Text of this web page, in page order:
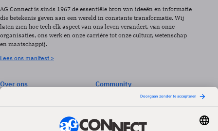
AG Connect is sinds 1967 de essentiële bron van ideeën en informatie
die betekenis geven aan een wereld in constante transformatie. Wij
laten zien hoe tech elk aspect van ons leven verandert, van onze
organisaties, ons werk en onze carrière tot onze cultuur, wetenschap
en maatschappij.
Lees ons manifest >
Over ons
Community
Events & Opleidingen
Vacatures